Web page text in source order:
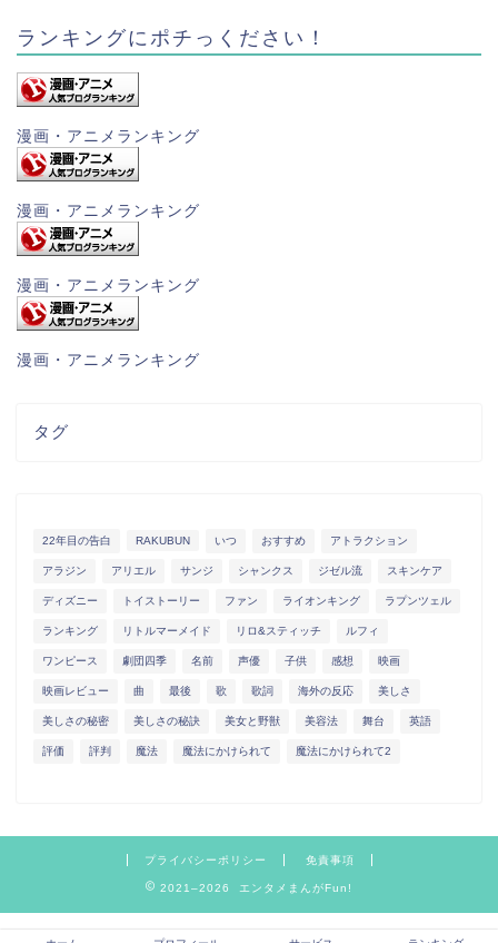
ランキングにポチっください！
漫画・アニメランキング
漫画・アニメランキング
漫画・アニメランキング
漫画・アニメランキング
タグ
22年目の告白 RAKUBUN いつ おすすめ アトラクション
アラジン アリエル サンジ シャンクス ジゼル流 スキンケア
ディズニー トイストーリー ファン ライオンキング ラプンツェル
ランキング リトルマーメイド リロ&スティッチ ルフィ
ワンピース 劇団四季 名前 声優 子供 感想 映画
映画レビュー 曲 最後 歌 歌詞 海外の反応 美しさ
美しさの秘密 美しさの秘訣 美女と野獣 美容法 舞台 英語
評価 評判 魔法 魔法にかけられて 魔法にかけられて2
プライバシーポリシー 免責事項
2021–2026 エンタメまんがFun!